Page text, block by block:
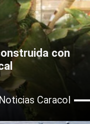
con
Noticias Caracol